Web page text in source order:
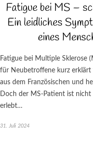
Fatigue bei MS –
Ein leidliches
eines
Fatigue bei Multiple Sklerose
für Neubetroffene kurz
aus dem Französischen und
Doch der MS-Patient ist
erlebt…
31. Juli 2024